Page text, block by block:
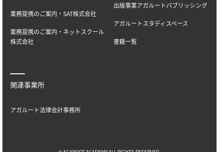
業務提携のご案内・SAT株式会社
業務提携のご案内・ネットスクール
株式会社
出版事業アガルートパブリッシング
アガルートスタディスペース
書籍一覧
関連事業所
アガルート法律会計事務所